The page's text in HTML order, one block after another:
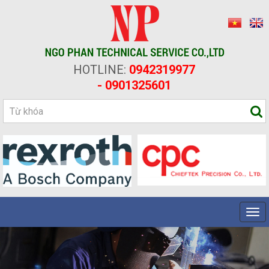
HOTLINE: 0942319977
- 0901325601